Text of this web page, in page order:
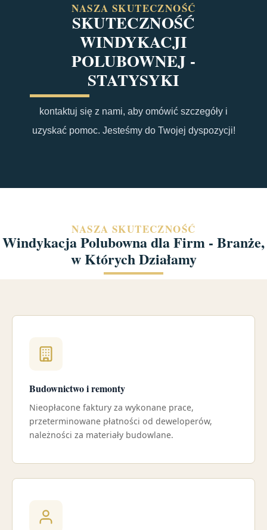
NASZA SKUTECZNOŚĆ
SKUTECZNOŚĆ
WINDYKACJI
POLUBOWNEJ -
STATYSYKI
kontaktuj się z nami, aby omówić szczegóły i
uzyskać pomoc. Jesteśmy do Twojej dyspozycji!
NASZA SKUTECZNOŚĆ
Windykacja Polubowna dla Firm - Branże,
w Których Działamy
Budownictwo i remonty
Nieopłacone faktury za wykonane prace,
przeterminowane płatności od deweloperów,
należności za materiały budowlane.